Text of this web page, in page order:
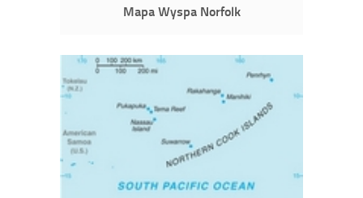
Mapa Wyspa Norfolk